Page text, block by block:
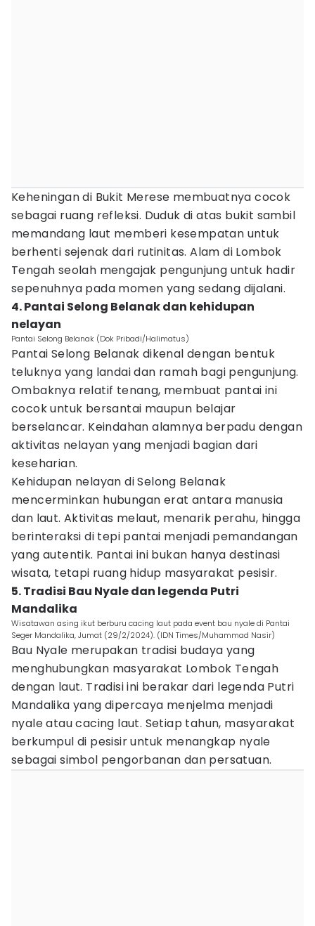
Keheningan di Bukit Merese membuatnya cocok
sebagai ruang refleksi. Duduk di atas bukit sambil
memandang laut memberi kesempatan untuk
berhenti sejenak dari rutinitas. Alam di Lombok
Tengah seolah mengajak pengunjung untuk hadir
sepenuhnya pada momen yang sedang dijalani.
4. Pantai Selong Belanak dan kehidupan
nelayan
Pantai Selong Belanak (Dok Pribadi/Halimatus)
Pantai Selong Belanak dikenal dengan bentuk
teluknya yang landai dan ramah bagi pengunjung.
Ombaknya relatif tenang, membuat pantai ini
cocok untuk bersantai maupun belajar
berselancar. Keindahan alamnya berpadu dengan
aktivitas nelayan yang menjadi bagian dari
keseharian.
Kehidupan nelayan di Selong Belanak
mencerminkan hubungan erat antara manusia
dan laut. Aktivitas melaut, menarik perahu, hingga
berinteraksi di tepi pantai menjadi pemandangan
yang autentik. Pantai ini bukan hanya destinasi
wisata, tetapi ruang hidup masyarakat pesisir.
5. Tradisi Bau Nyale dan legenda Putri
Mandalika
Wisatawan asing ikut berburu cacing laut pada event bau nyale di Pantai
Seger Mandalika, Jumat (29/2/2024). (IDN Times/Muhammad Nasir)
Bau Nyale merupakan tradisi budaya yang
menghubungkan masyarakat Lombok Tengah
dengan laut. Tradisi ini berakar dari legenda Putri
Mandalika yang dipercaya menjelma menjadi
nyale atau cacing laut. Setiap tahun, masyarakat
berkumpul di pesisir untuk menangkap nyale
sebagai simbol pengorbanan dan persatuan.